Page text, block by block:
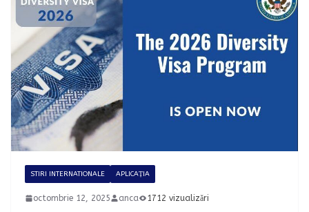
STIRI INTERNATIONALE APLICAȚIA
octombrie 12, 2025 anca 1712 vizualizări